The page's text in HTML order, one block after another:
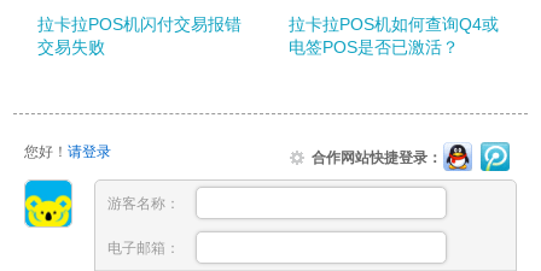
拉卡拉POS机闪付交易报错
交易失败
拉卡拉POS机如何查询Q4或
电签POS是否已激活？
您好！ 请登录 合作网站快捷登录：
游客名称：
电子邮箱：